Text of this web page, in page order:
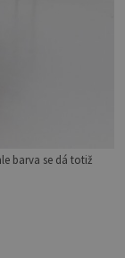
barva se dá totiž